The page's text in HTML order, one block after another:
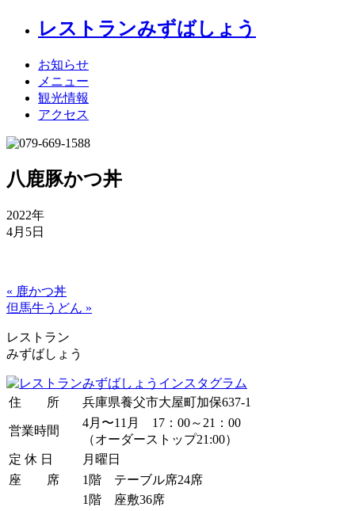
レストランみずばしょう
お知らせ
メニュー
観光情報
アクセス
八鹿豚かつ丼
2022年
4月5日
« 鹿かつ丼
但馬牛うどん »
レストラン
みずばしょう
住 所 兵庫県養父市大屋町加保637-1
営業時間
4月〜11月 17：00～21：00
（オーダーストップ21:00）
定 休 日
月曜日
座 席
1階 テーブル席24席
1階 座敷36席